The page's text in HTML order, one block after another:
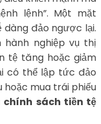
lệnh”. Một mặt
đảo ngược lại.
nghiệp vụ thị
tệ tăng hoặc giảm
có thể lập tức đảo
mua trái phiếu
chính sách tiền tệ